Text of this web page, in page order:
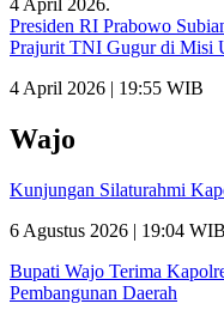
Presiden RI Prabowo
Prajurit TNI Gugur di Misi
4 April 2026 | 19:55 WIB
Wajo
Kunjungan Silaturahmi
6 Agustus 2026 | 19:04 WIB
Bupati Wajo Terima
Pembangunan Daerah